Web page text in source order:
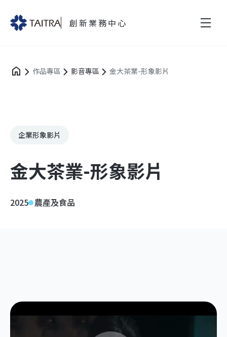
創新業務中心
作品專區 影音專區 金大茶業-形象影片
企業形象影片
金大茶業-形象影片
2025 農產及食品